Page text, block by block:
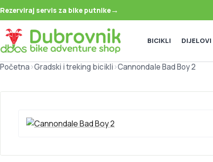
Rezerviraj servis za bike putnike→
BICIKLI
Početna>Gradski i treking bicikli>Cannondale Bad Boy 2